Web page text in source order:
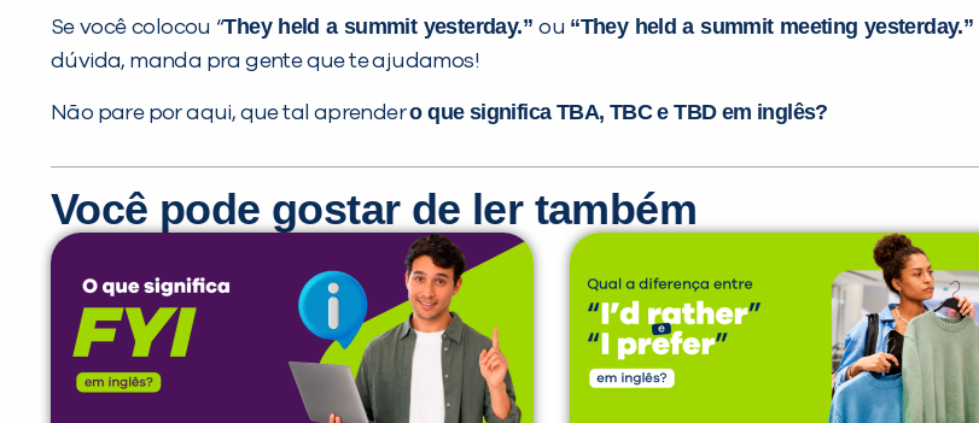
Se você colocou “They held a summit yesterday.”ou “They held a summit meeting yesterday.”
dúvida, manda pra gente que te ajudamos!
Não pare por aqui, que tal aprendero que significa TBA, TBC e TBD em inglês?
Você pode gostar de ler também